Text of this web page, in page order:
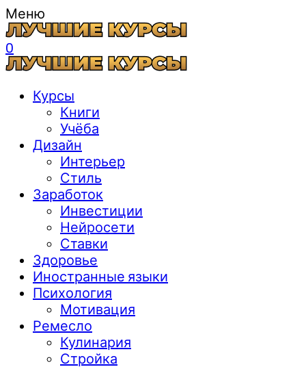
Меню
0
Курсы
Книги
Учёба
Дизайн
Интерьер
Стиль
Заработок
Инвестиции
Нейросети
Ставки
Здоровье
Иностранные языки
Психология
Мотивация
Ремесло
Кулинария
Стройка